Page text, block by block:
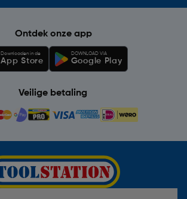
Ontdek onze app
Downloaden in de
App Store
DOWNLOAD VIA
Google Play
Veilige betaling